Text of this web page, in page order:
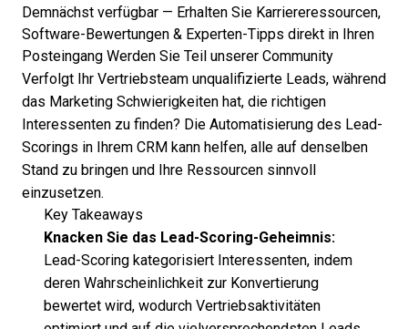
Demnächst verfügbar — Erhalten Sie Karriereressourcen,
Software-Bewertungen & Experten-Tipps direkt in Ihren
Posteingang Werden Sie Teil unserer Community
Verfolgt Ihr Vertriebsteam unqualifizierte Leads, während
das Marketing Schwierigkeiten hat, die richtigen
Interessenten zu finden? Die Automatisierung des Lead-
Scorings in Ihrem CRM kann helfen, alle auf denselben
Stand zu bringen und Ihre Ressourcen sinnvoll
einzusetzen.
Key Takeaways
Knacken Sie das Lead-Scoring-Geheimnis:
Lead-Scoring kategorisiert Interessenten, indem
deren Wahrscheinlichkeit zur Konvertierung
bewertet wird, wodurch Vertriebsaktivitäten